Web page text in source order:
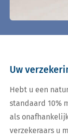
Uw
Hebt u een
standaard 10%
als
verzekeraars u